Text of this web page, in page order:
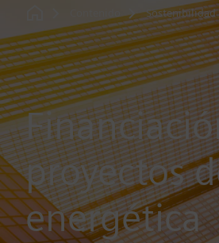
Sostenibilidad
proyectos
energética